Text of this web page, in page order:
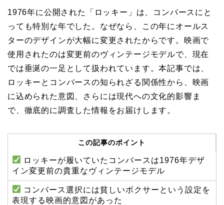
1976年に公開された「ロッキー」は、コンバースにと
っても特別な年でした。なぜなら、この年にオールス
ターのデザインが大幅に変更されたからです。映画で
使用されたのは変更前のヴィンテージモデルで、現在
では垂涎の一足として扱われています。本記事では、
ロッキーとコンバースの知られざる関係性から、映画
に込められた意図、さらには現代への文化的影響ま
で、徹底的に調査した情報をお届けします。
この記事のポイント
ロッキーが履いていたコンバースは1976年デザ
イン変更前の貴重なヴィンテージモデル
コンバース選択には貧しいボクサーという設定を
表現する映画的意図があった